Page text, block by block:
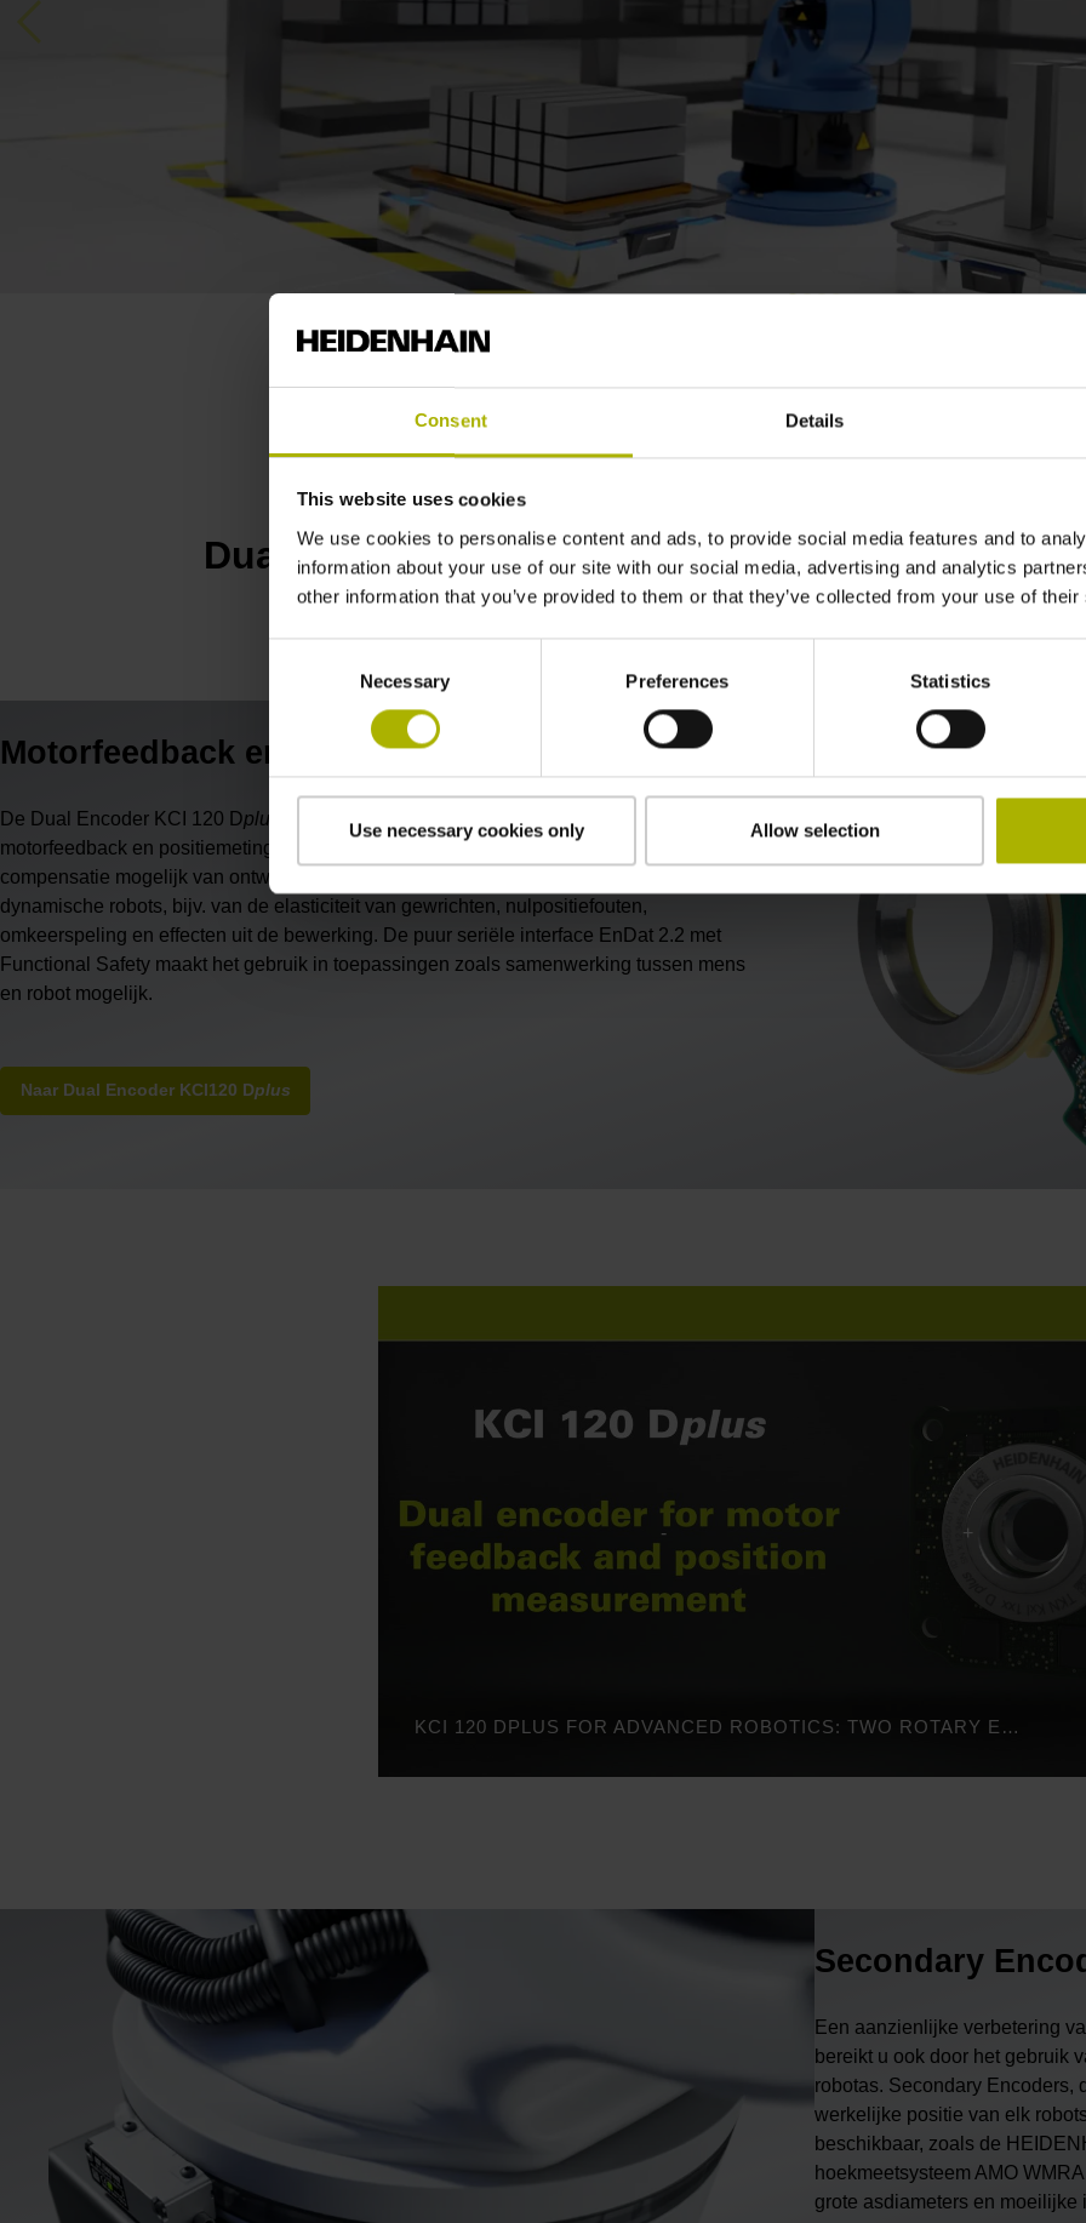
Consent Details
This website uses cookies
We use cookies to personalise content and ads, to provide social media features and to
information about your use of our site with our social media, advertising and analytics
other information that you’ve provided to them or that they’ve collected from your use of
Necessary Preferences Statistics
Use necessary cookies only Allow selection
Previous
Dual Encoder en Secondary Encoder –
Advanced Robotics
Motorfeedback en positiemeting in één
De Dual Encoder KCI 120 Dplus
biedt twee functies in één roterende encoder:
motorfeedback en positiemeting na de overbrenging. Zo maakt de KCI 120 D
compensatie mogelijk van ontwerpgerelateerde onnauwkeurigheden bij
dynamische robots, bijv. van de elasticiteit van gewrichten, nulpositiefouten,
omkeerspeling en effecten uit de bewerking. De puur seriële interface EnDat 2.2 met
Functional Safety maakt het gebruik in toepassingen zoals samenwerking tussen mens
en robot mogelijk.
Naar Dual Encoder KCI120 Dplus
KCI 120 DPLUS FOR ADVANCED ROBOTICS: TWO ROTARY ENCODERS IN ONE
Secondary
Een aanzienlijke verbetering
bereikt u ook door het gebruik
robotas. Secondary Encoders,
werkelijke positie van elk
beschikbaar, zoals de
hoekmeetsysteem AMO
grote asdiameters en